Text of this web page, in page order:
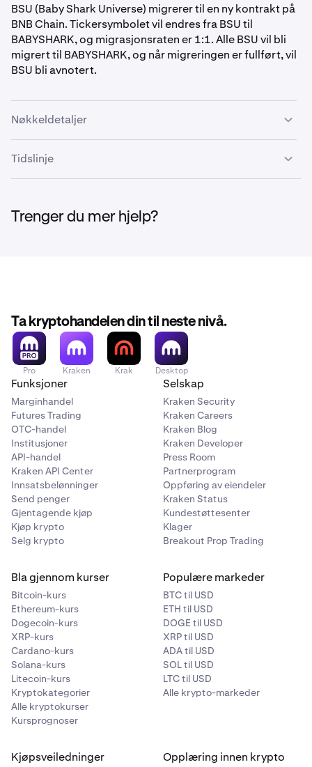
BSU (Baby Shark Universe) migrerer til en ny kontrakt på
BNB Chain. Tickersymbolet vil endres fra BSU til
BABYSHARK, og migrasjonsraten er 1:1. Alle BSU vil bli
migrert til BABYSHARK, og når migreringen er fullført, vil
BSU bli avnotert.
Nøkkeldetaljer
Migrasjonsforhold: 1 BSU : 1 BABYSHARK
Gammel kontraktadresse:
Tidslinje
Trenger du mer hjelp?
Ta kryptohandelen din til neste nivå.
Pro Kraken Krak Desktop
Funksjoner
Marginhandel
Futures Trading
OTC-handel
Institusjoner
API-handel
Kraken API Center
Innsatsbelønninger
Send penger
Gjentagende kjøp
Kjøp krypto
Selg krypto
Selskap
Kraken Security
Kraken Careers
Kraken Blog
Kraken Developer
Press Room
Partnerprogram
Oppføring av eiendeler
Kraken Status
Kundestøttesenter
Klager
Breakout Prop Trading
Bla gjennom kurser
Bitcoin-kurs
Ethereum-kurs
Dogecoin-kurs
XRP-kurs
Cardano-kurs
Solana-kurs
Litecoin-kurs
Kryptokategorier
Alle kryptokurser
Kursprognoser
Populære markeder
BTC til USD
ETH til USD
DOGE til USD
XRP til USD
ADA til USD
SOL til USD
LTC til USD
Alle krypto-markeder
Kjøpsveiledninger Opplæring innen krypto